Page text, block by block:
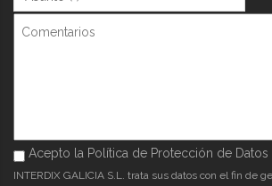
Comentarios
Acepto la Política de Protección de Datos
Acepto la Política de Protección de Datos
INTERDIX GALICIA S.L. trata sus datos con el fin de